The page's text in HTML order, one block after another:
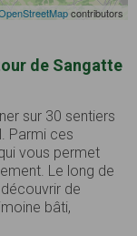
contributors
de Sangatte
sur 30 sentiers
Parmi ces
vous permet
Le long de
de
bâti,